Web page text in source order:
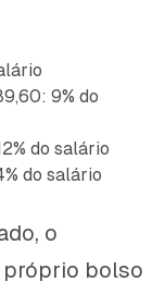
9% do
do salário
do salário
o
próprio bolso